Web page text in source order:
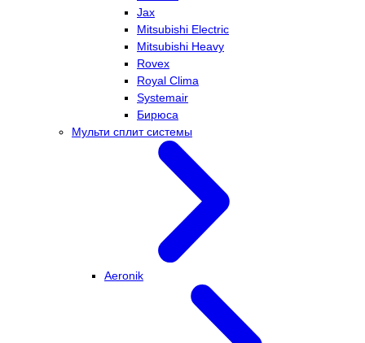
Jax
Mitsubishi Electric
Mitsubishi Heavy
Rovex
Royal Clima
Systemair
Бирюса
Мульти сплит системы
Aeronik